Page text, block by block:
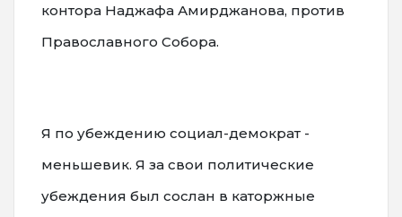
контора Наджафа Амирджанова, против
Православного Собора.
Я по убеждению социал-демократ -
меньшевик. Я за свои политические
убеждения был сослан в каторжные